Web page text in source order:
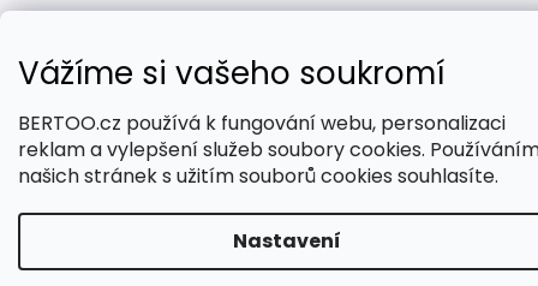
Vážíme si vašeho soukromí
BERTOO.cz používá k fungování webu, personalizaci
reklam a vylepšení služeb soubory cookies.
našich stránek s užitím souborů cookies souhlasíte.
Nastavení